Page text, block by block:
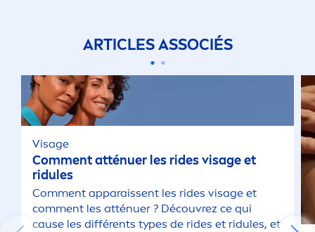
ARTICLES ASSOCIÉS
Visage
Comment atténuer les rides visage et
ridules
Comment apparaissent les rides visage et
comment les atténuer ? Découvrez ce qui
cause les différents types de rides et ridules, et